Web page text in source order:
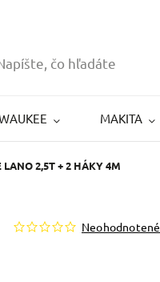
MAKITA
LANO 2,5T + 2 HÁKY 4M
Neohodnotené